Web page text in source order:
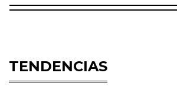
TENDENCIAS